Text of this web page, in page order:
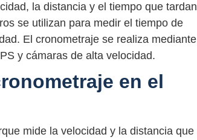
la distancia y el tiempo que tardan
se utilizan para medir el tiempo de
El cronometraje se realiza mediante
y cámaras de alta velocidad.
en el
mide la velocidad y la distancia que